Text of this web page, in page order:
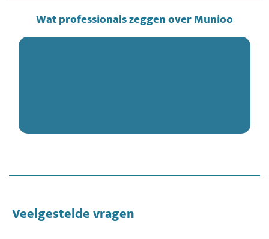
Wat professionals zeggen over Munioo
Veelgestelde vragen